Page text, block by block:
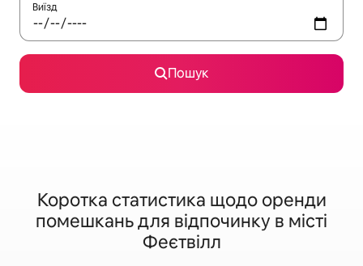
Виїзд
Пошук
Коротка статистика щодо оренди
помешкань для відпочинку в місті
Феєтвілл